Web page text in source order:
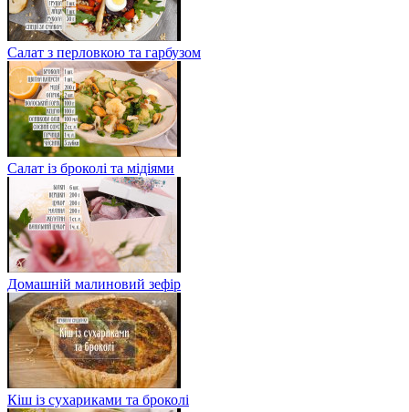
Салат з перловкою та гарбузом
Салат із броколі та мідіями
Домашній малиновий зефір
Кіш із сухариками та броколі